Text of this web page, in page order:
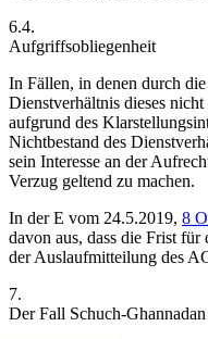
6.4.
Aufgriffsobliegenheit
In Fällen, in denen durch
Dienstverhältnis dieses
aufgrund des
Nichtbestand des
sein Interesse an der
Verzug geltend zu machen.
In derE vom 24.5.2019, 8
davon aus, dass die Frist
der Auslaufmitteilung des
7.
Der Fall Schuch-Ghannadan